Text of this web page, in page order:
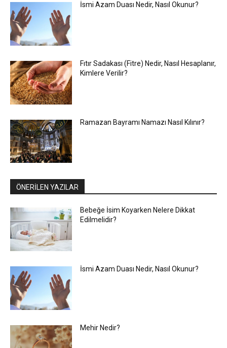
İsmi Azam Duası Nedir, Nasıl Okunur?
Fıtır Sadakası (Fitre) Nedir, Nasıl Hesaplanır,
Kimlere Verilir?
Ramazan Bayramı Namazı Nasıl Kılınır?
ÖNERİLEN YAZILAR
Bebeğe İsim Koyarken Nelere Dikkat
Edilmelidir?
İsmi Azam Duası Nedir, Nasıl Okunur?
Mehir Nedir?